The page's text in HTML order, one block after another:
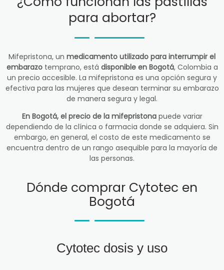
para abortar?
Mifepristona, un medicamento utilizado para interrumpir el
embarazotemprano, está disponible en Bogotá, Colombia a
un precio accesible. La mifepristona es una opción segura y
efectiva para las mujeres que desean terminar su embarazo
de manera segura y legal.
En Bogotá, el precio de la mifepristonapuede variar
dependiendo de la clínica o farmacia donde se adquiera. Sin
embargo, en general, el costo de este medicamento se
encuentra dentro de un rango asequible para la mayoría de
las personas.
Dónde comprar Cytotec en
Bogotá
Cytotec dosis y uso